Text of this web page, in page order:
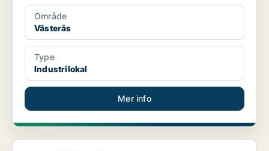
Område
Västerås
Type
Industrilokal
Mer info
Lager i Västerås